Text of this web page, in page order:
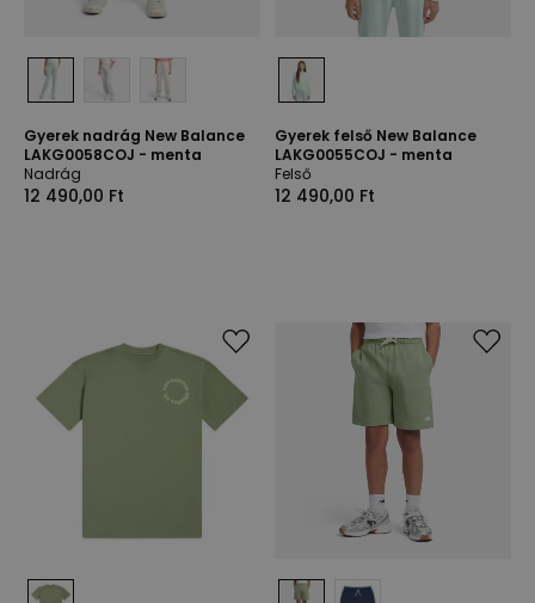
Gyerek nadrág New Balance
LAKG0058COJ - menta
Nadrág
12 490,00 Ft
Gyerek felső New Balance
LAKG0055COJ - menta
Felső
12 490,00 Ft